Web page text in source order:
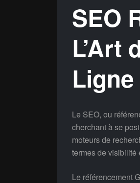
SEO
L’Art
Ligne
Le SEO, ou
cherchant à se
moteurs de
termes de visibilité
Le référencement